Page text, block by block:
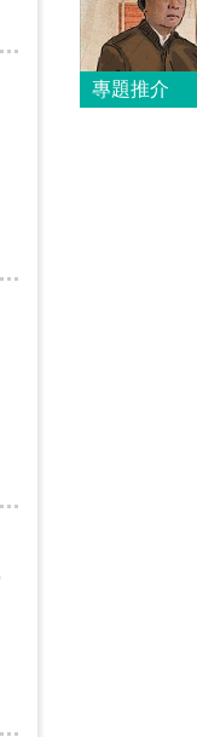
專題推介